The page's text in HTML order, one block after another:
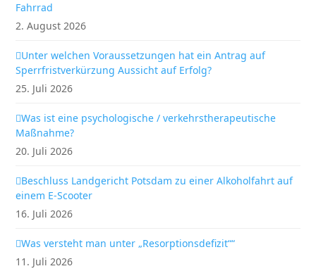
Fahrrad
2. August 2026
Unter welchen Voraussetzungen hat ein Antrag auf
Sperrfristverkürzung Aussicht auf Erfolg?
25. Juli 2026
Was ist eine psychologische / verkehrstherapeutische
Maßnahme?
20. Juli 2026
Beschluss Landgericht Potsdam zu einer Alkoholfahrt auf
einem E-Scooter
16. Juli 2026
Was versteht man unter „Resorptionsdefizit““
11. Juli 2026